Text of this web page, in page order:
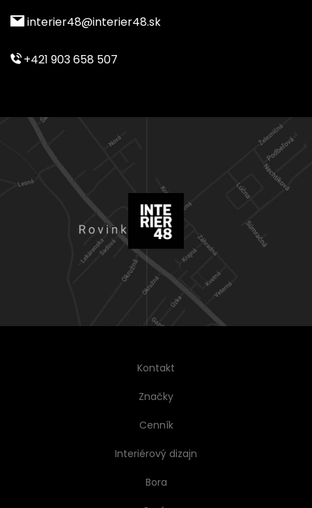
interier48@interier48.sk
+421 903 658 507
Kontakt
Značky
Cenník
Interiérový dizajn
Bora